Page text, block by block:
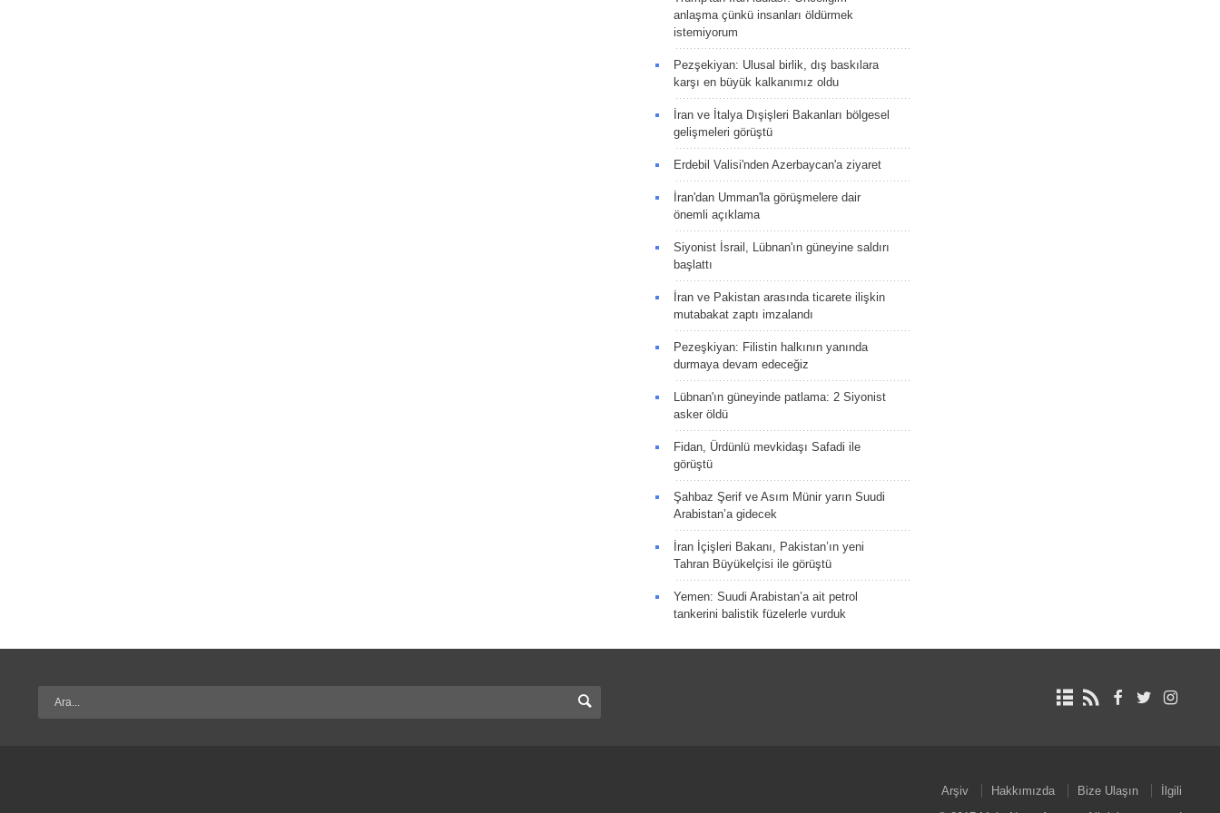
anlaşma çünkü insanları öldürmek
istemiyorum
Pezşekiyan: Ulusal birlik, dış baskılara
karşı en büyük kalkanımız oldu
İran ve İtalya Dışişleri Bakanları bölgesel
gelişmeleri görüştü
Erdebil Valisi'nden Azerbaycan'a ziyaret
İran'dan Umman'la görüşmelere dair
önemli açıklama
Siyonist İsrail, Lübnan'ın güneyine saldırı
başlattı
İran ve Pakistan arasında ticarete ilişkin
mutabakat zaptı imzalandı
Pezeşkiyan: Filistin halkının yanında
durmaya devam edeceğiz
Lübnan'ın güneyinde patlama: 2 Siyonist
asker öldü
Fidan, Ürdünlü mevkidaşı Safadi ile
görüştü
Şahbaz Şerif ve Asım Münir yarın Suudi
Arabistan’a gidecek
İran İçişleri Bakanı, Pakistan’ın yeni
Tahran Büyükelçisi ile görüştü
Yemen: Suudi Arabistan’a ait petrol
tankerini balistik füzelerle vurduk
Arşiv Hakkımızda Bize Ulaşın
İlgili